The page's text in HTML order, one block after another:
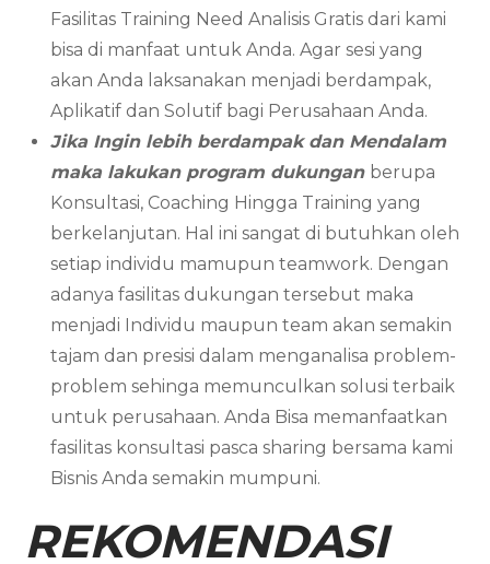
Fasilitas Training Need Analisis Gratis dari kami
bisa di manfaat untuk Anda. Agar sesi yang
akan Anda laksanakan menjadi berdampak,
Aplikatif dan Solutif bagi Perusahaan Anda.
Jika Ingin lebih berdampak dan Mendalam
maka lakukan program dukungan berupa
Konsultasi, Coaching Hingga Training yang
berkelanjutan. Hal ini sangat di butuhkan oleh
setiap individu mamupun teamwork. Dengan
adanya fasilitas dukungan tersebut maka
menjadi Individu maupun team akan semakin
tajam dan presisi dalam menganalisa problem-
problem sehinga memunculkan solusi terbaik
untuk perusahaan. Anda Bisa memanfaatkan
fasilitas konsultasi pasca sharing bersama kami
Bisnis Anda semakin mumpuni.
REKOMENDASI